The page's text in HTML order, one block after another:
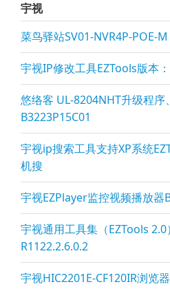
宇视
菜鸟驿站SV01-NVR4P-POE-
宇视IP修改工具EZTools版本
悠络客 UL-8204NHT升级程序
B3223P15C01
宇视ip搜索工具支持XP系统
机搜
宇视EZPlayer监控视频播放器
宇视通用工具集（EZTools 2.0
R1122.2.6.0.2
宇视HIC2201E-CF120IR浏览